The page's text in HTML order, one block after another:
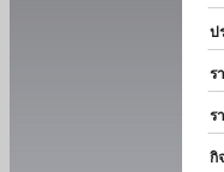
ปร
รา
รา
กิจ